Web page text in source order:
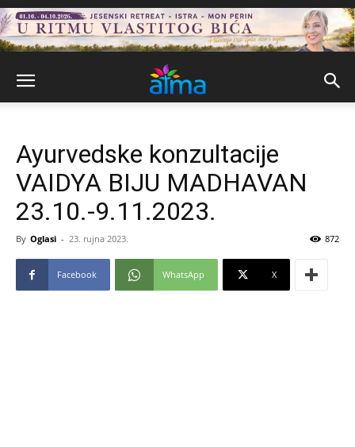
Ayurvedske konzultacije
VAIDYA BIJU MADHAVAN
23.10.-9.11.2023.
By Oglasi - 23. rujna 2023. 872
Facebook WhatsApp X